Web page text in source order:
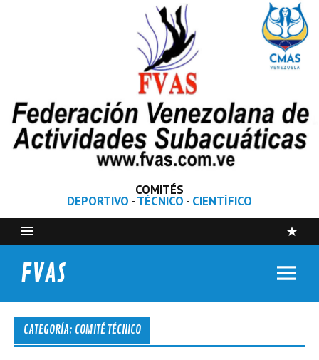
COMITÉS
DEPORTIVO -TÉCNICO - CIENTÍFICO
FVAS
CATEGORÍA: COMITÉ TÉCNICO